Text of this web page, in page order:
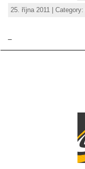
25. října 2011 | Category: